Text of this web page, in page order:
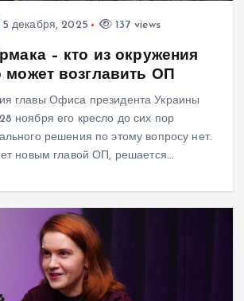
5 декабря, 2025 137 views
– кто из окружения
может возглавить ОП
главы Офиса президента Украины
ноября его кресло до сих пор
решения по этому вопросу нет.
новым главой ОП, решается…